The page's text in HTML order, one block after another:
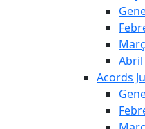
Març
Abril
Acords